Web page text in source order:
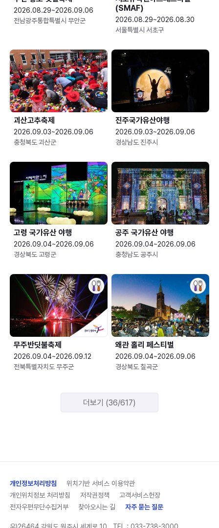
2026.08.29~2026.09.06
전남광주통합특별시 무안군
(SMAF)
2026.08.29~2026.08.30
서울특별시 서초구
괴산고추축제
2026.09.03~2026.09.06
충청북도 괴산군
진주국가유산야행
2026.09.03~2026.09.06
경상남도 진주시
고령 국가유산 야행
2026.09.04~2026.09.06
경상북도 고령군
공주 국가유산 야행
2026.09.04~2026.09.06
충청남도 공주시
무주반딧불축제
2026.09.04~2026.09.12
전북특별자치도 무주군
왜관 홀리 페스티벌
2026.09.04~2026.09.06
경상북도 칠곡군
더보기 (36/617)
개인정보처리방침
위치기반 서비스 이용약관
개인위치정보 처리방침
저작권정책
고객서비스헌장
전자우편무단수집거부
찾아오시는 길 자주 묻는 질문